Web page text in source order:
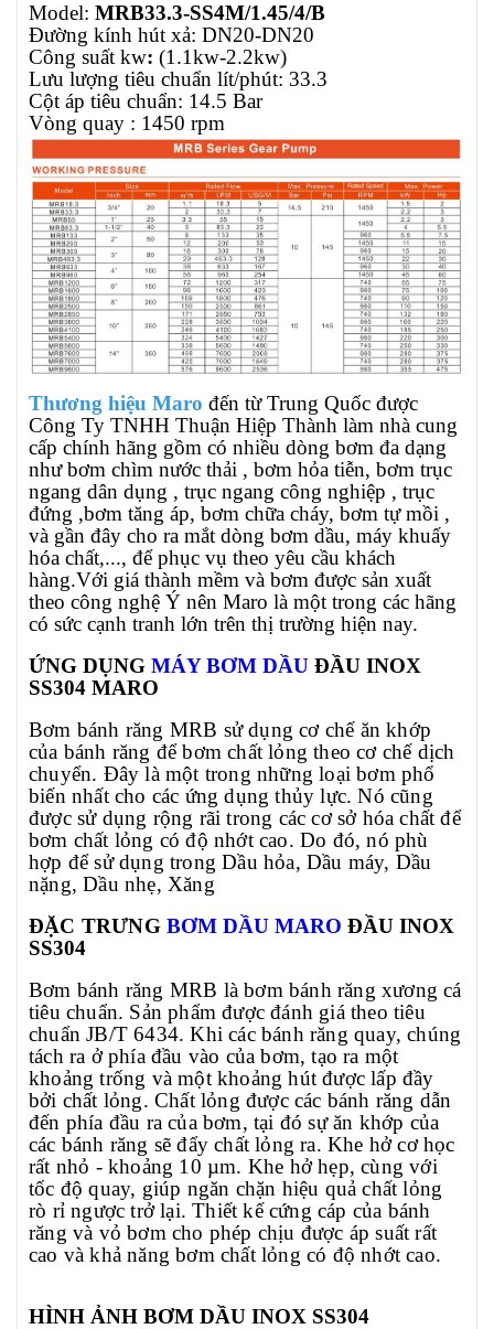
Model: MRB33.3-SS4M/1.45/4/B
Đường kính hút xả: DN20-DN20
Công suất kw: (1.1kw-2.2kw)
Lưu lượng tiêu chuẩn lít/phút: 33.3
Cột áp tiêu chuẩn: 14.5 Bar
Vòng quay : 1450 rpm
Thương hiệu Maro đến từ Trung Quốc được
Công Ty TNHH Thuận Hiệp Thành làm nhà cung
cấp chính hãng gồm có nhiều dòng bơm đa dạng
như bơm chìm nước thải , bơm hỏa tiễn, bơm trục
ngang dân dụng , trục ngang công nghiệp , trục
đứng ,bơm tăng áp, bơm chữa cháy, bơm tự mồi ,
và gần đây cho ra mắt dòng bơm dầu, máy khuấy
hóa chất,..., để phục vụ theo yêu cầu khách
hàng.Với giá thành mềm và bơm được sản xuất
theo công nghệ Ý nên Maro là một trong các hãng
có sức cạnh tranh lớn trên thị trường hiện nay.
ỨNG DỤNG MÁY BƠM DẦU ĐẦU INOX
SS304 MARO
Bơm bánh răng MRB sử dụng cơ chế ăn khớp
của bánh răng để bơm chất lỏng theo cơ chế dịch
chuyển. Đây là một trong những loại bơm phổ
biến nhất cho các ứng dụng thủy lực. Nó cũng
được sử dụng rộng rãi trong các cơ sở hóa chất để
bơm chất lỏng có độ nhớt cao. Do đó, nó phù
hợp để sử dụng trong Dầu hỏa, Dầu máy, Dầu
nặng, Dầu nhẹ, Xăng
ĐẶC TRƯNG BƠM DẦUMARO ĐẦUINOX
SS304
Bơm bánh răng MRB là bơm bánh răng xương cá
tiêu chuẩn. Sản phẩm được đánh giá theo tiêu
chuẩn JB/T 6434. Khi các bánh răng quay, chúng
tách ra ở phía đầu vào của bơm, tạo ra một
khoảng trống và một khoảng hút được lấp đầy
bởi chất lỏng. Chất lỏng được các bánh răng dẫn
đến phía đầu ra của bơm, tại đó sự ăn khớp của
các bánh răng sẽ đẩy chất lỏng ra. Khe hở cơ học
rất nhỏ - khoảng 10 µm. Khe hở hẹp, cùng với
tốc độ quay, giúp ngăn chặn hiệu quả chất lỏng
rò rỉ ngược trở lại. Thiết kế cứng cáp của bánh
răng và vỏ bơm cho phép chịu được áp suất rất
cao và khả năng bơm chất lỏng có độ nhớt cao.
HÌNH ẢNH BƠM DẦU INOX SS304